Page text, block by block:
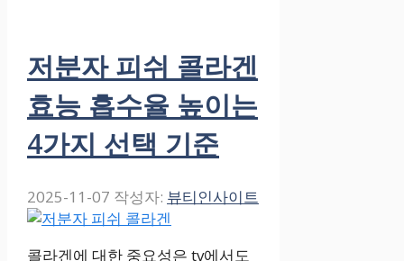
저분자 피쉬 콜라겐
효능 흡수율 높이는
4가지 선택 기준
2025-11-07 작성자: 뷰티인사이트
콜라겐에 대한 중요성은 tv에서도